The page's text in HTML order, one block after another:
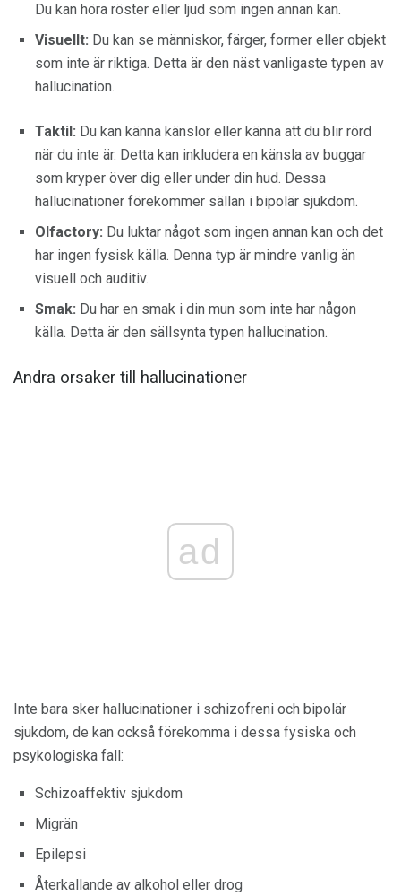
Du kan höra röster eller ljud som ingen annan kan.
Visuellt: Du kan se människor, färger, former eller objekt
som inte är riktiga. Detta är den näst vanligaste typen av
hallucination.
Taktil: Du kan känna känslor eller känna att du blir rörd
när du inte är. Detta kan inkludera en känsla av buggar
som kryper över dig eller under din hud. Dessa
hallucinationer förekommer sällan i bipolär sjukdom.
Olfactory: Du luktar något som ingen annan kan och det
har ingen fysisk källa. Denna typ är mindre vanlig än
visuell och auditiv.
Smak: Du har en smak i din mun som inte har någon
källa. Detta är den sällsynta typen hallucination.
Andra orsaker till hallucinationer
ad
Inte bara sker hallucinationer i schizofreni och bipolär
sjukdom, de kan också förekomma i dessa fysiska och
psykologiska fall:
Schizoaffektiv sjukdom
Migrän
Epilepsi
Återkallande av alkohol eller drog